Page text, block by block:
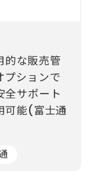
な販売管
プションで
全サポート
可能(富士通